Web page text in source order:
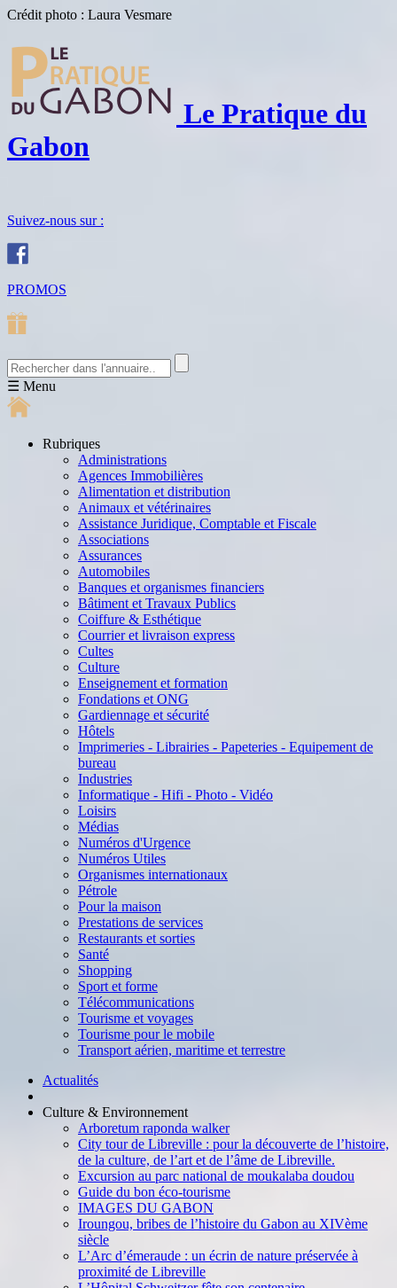
Crédit photo : Laura Vesmare
Le Pratique du
Gabon
Suivez-nous sur :
PROMOS
☰ Menu
Rubriques
Administrations
Agences Immobilières
Alimentation et distribution
Animaux et vétérinaires
Assistance Juridique, Comptable et Fiscale
Associations
Assurances
Automobiles
Banques et organismes financiers
Bâtiment et Travaux Publics
Coiffure & Esthétique
Courrier et livraison express
Cultes
Culture
Enseignement et formation
Fondations et ONG
Gardiennage et sécurité
Hôtels
Imprimeries - Librairies - Papeteries - Equipement de
bureau
Industries
Informatique - Hifi - Photo - Vidéo
Loisirs
Médias
Numéros d'Urgence
Numéros Utiles
Organismes internationaux
Pétrole
Pour la maison
Prestations de services
Restaurants et sorties
Santé
Shopping
Sport et forme
Télécommunications
Tourisme et voyages
Tourisme pour le mobile
Transport aérien, maritime et terrestre
Actualités
Culture & Environnement
Arboretum raponda walker
City tour de Libreville : pour la découverte de l’histoire,
de la culture, de l’art et de l’âme de Libreville.
Excursion au parc national de moukalaba doudou
Guide du bon éco-tourisme
IMAGES DU GABON
Iroungou, bribes de l’histoire du Gabon au XIVème
siècle
L’Arc d’émeraude : un écrin de nature préservée à
proximité de Libreville